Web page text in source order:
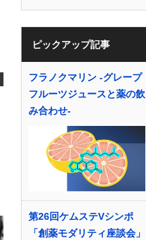
ピックアップ記事
フラノクマリン -グレープ
フルーツジュースと薬の飲
み合わせ-
第26回ケムステVシンポ
「創薬モダリティ座談会」